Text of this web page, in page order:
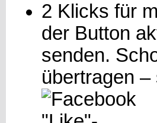
2 Klicks für
der Button
senden.
übertragen –